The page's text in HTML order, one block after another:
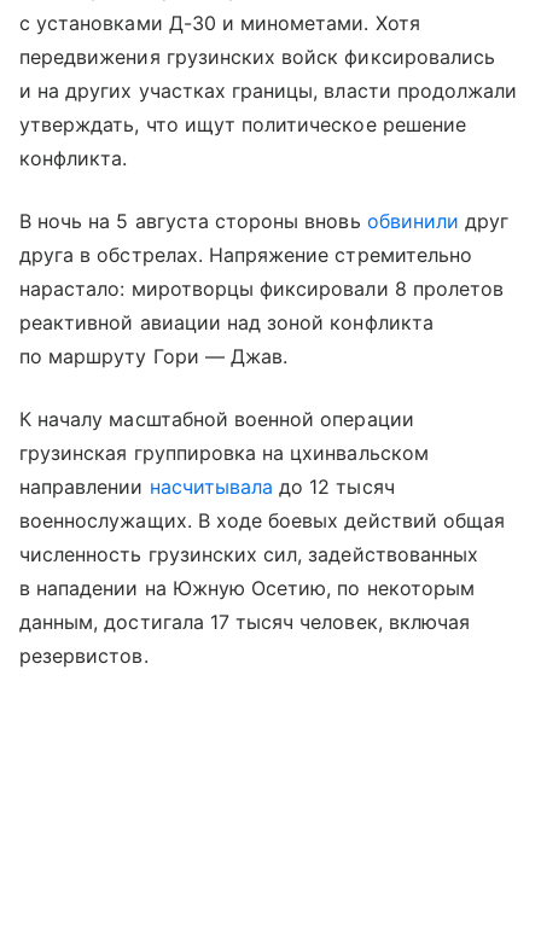
с установками Д-30 и минометами. Хотя
передвижения грузинских войск фиксировались
и на других участках границы, власти продолжали
утверждать, что ищут политическое решение
конфликта.
В ночь на 5 августа стороны вновь обвинили друг
друга в обстрелах. Напряжение стремительно
нарастало: миротворцы фиксировали 8 пролетов
реактивной авиации над зоной конфликта
по маршруту Гори — Джав.
К началу масштабной военной операции
грузинская группировка на цхинвальском
направлении насчитывала до 12 тысяч
военнослужащих. В ходе боевых действий общая
численность грузинских сил, задействованных
в нападении на Южную Осетию, по некоторым
данным, достигала 17 тысяч человек, включая
резервистов.